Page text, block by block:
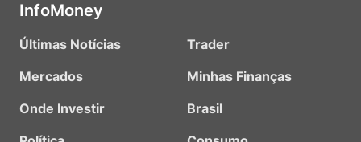
InfoMoney
Últimas Notícias
Mercados
Onde Investir
Trader
Minhas Finanças
Brasil